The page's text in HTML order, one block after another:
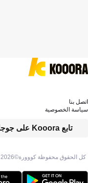
كل الحقوق محفوظة كووورة©2026
تابع Kooora على جوجل
اتصل بنا
سياسة الخصوصية